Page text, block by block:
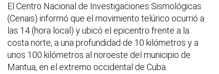
El Centro Nacional de Investigaciones Sismológicas
(Cenais) informó que el movimiento telúrico ocurrió a
las 14 (hora local) y ubicó el epicentro frente a la
costa norte, a una profundidad de 10 kilómetros y a
unos 100 kilómetros al noroeste del municipio de
Mantua, en el extremo occidental de Cuba.